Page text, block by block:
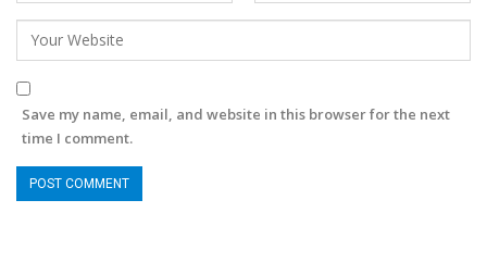
Save my name, email, and website in this browser for the next
time I comment.